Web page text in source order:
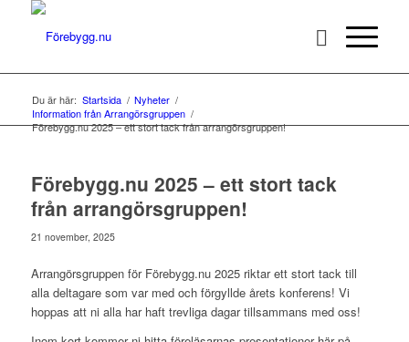
Du är här: Startsida / Nyheter /
Information från Arrangörsgruppen /
Förebygg.nu 2025 – ett stort tack från arrangörsgruppen!
Förebygg.nu 2025 – ett stort tack
från arrangörsgruppen!
21 november, 2025
Arrangörsgruppen för Förebygg.nu 2025 riktar ett stort tack till
alla deltagare som var med och förgyllde årets konferens! Vi
hoppas att ni alla har haft trevliga dagar tillsammans med oss!